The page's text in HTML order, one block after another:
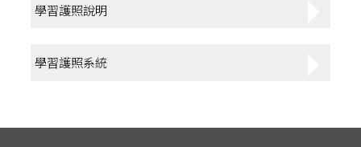
學習護照說明
學習護照系統